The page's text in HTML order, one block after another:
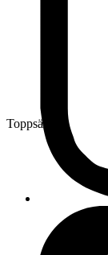
Toppsäljare